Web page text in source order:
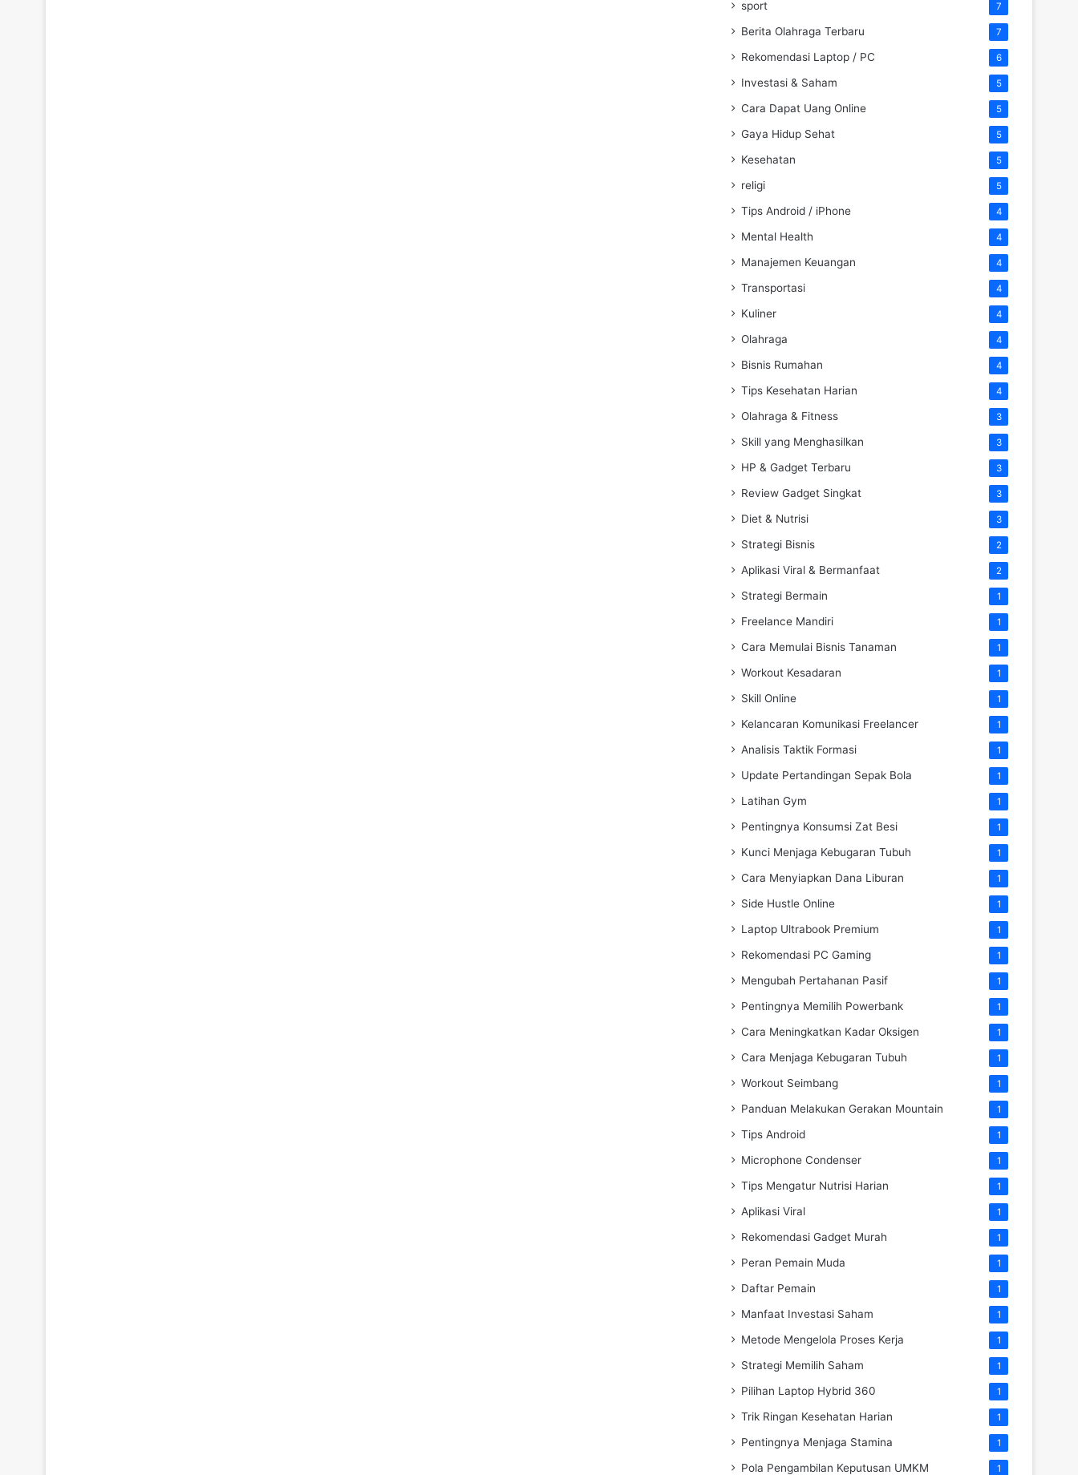
sport 7
Berita Olahraga Terbaru 7
Rekomendasi Laptop / PC 6
Investasi & Saham 5
Cara Dapat Uang Online 5
Gaya Hidup Sehat 5
Kesehatan 5
religi 5
Tips Android / iPhone 4
Mental Health 4
Manajemen Keuangan 4
Transportasi 4
Kuliner 4
Olahraga 4
Bisnis Rumahan 4
Tips Kesehatan Harian 4
Olahraga & Fitness 3
Skill yang Menghasilkan 3
HP & Gadget Terbaru 3
Review Gadget Singkat 3
Diet & Nutrisi 3
Strategi Bisnis 2
Aplikasi Viral & Bermanfaat 2
Strategi Bermain 1
Freelance Mandiri 1
Cara Memulai Bisnis Tanaman 1
Workout Kesadaran 1
Skill Online 1
Kelancaran Komunikasi Freelancer 1
Analisis Taktik Formasi 1
Update Pertandingan Sepak Bola 1
Latihan Gym 1
Pentingnya Konsumsi Zat Besi 1
Kunci Menjaga Kebugaran Tubuh 1
Cara Menyiapkan Dana Liburan 1
Side Hustle Online 1
Laptop Ultrabook Premium 1
Rekomendasi PC Gaming 1
Mengubah Pertahanan Pasif 1
Pentingnya Memilih Powerbank 1
Cara Meningkatkan Kadar Oksigen 1
Cara Menjaga Kebugaran Tubuh 1
Workout Seimbang 1
Panduan Melakukan Gerakan Mountain 1
Tips Android 1
Microphone Condenser 1
Tips Mengatur Nutrisi Harian 1
Aplikasi Viral 1
Rekomendasi Gadget Murah 1
Peran Pemain Muda 1
Daftar Pemain 1
Manfaat Investasi Saham 1
Metode Mengelola Proses Kerja 1
Strategi Memilih Saham 1
Pilihan Laptop Hybrid 360 1
Trik Ringan Kesehatan Harian 1
Pentingnya Menjaga Stamina 1
Pola Pengambilan Keputusan UMKM 1